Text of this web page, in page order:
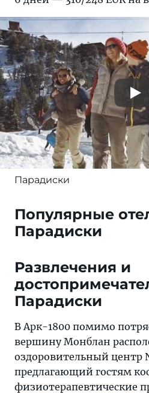
Парадиски
Популярные
Парадиски
Развлечения и
Парадиски
В Арк-1800 помимо
вершину Монблан
оздоровительный центр
предлагающий гостям
физиотерапевтические